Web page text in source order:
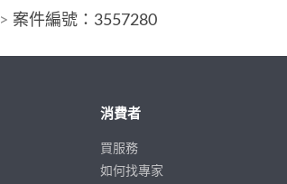
> 案件編號：3557280
消費者
買服務
如何找專家